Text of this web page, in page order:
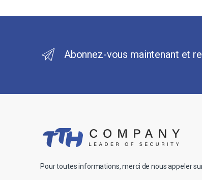
Abonnez-vous maintenant et
Pour toutes informations, merci de nous appeler